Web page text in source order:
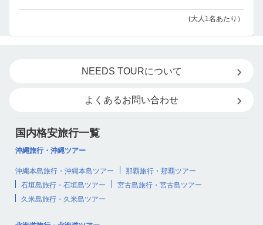
(大人1名あたり）
NEEDS TOURについて
よくあるお問い合わせ
国内格安旅行一覧
沖縄旅行・沖縄ツアー
沖縄本島旅行・沖縄本島ツアー
那覇旅行・那覇ツアー
石垣島旅行・石垣島ツアー
宮古島旅行・宮古島ツアー
久米島旅行・久米島ツアー